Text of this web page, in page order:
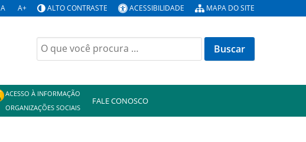
A A+ ALTO CONTRASTE ACESSIBILIDADE MAPA DO SITE
Buscar
por:
ACESSO À INFORMAÇÃO
ORGANIZAÇÕES SOCIAIS
FALE CONOSCO